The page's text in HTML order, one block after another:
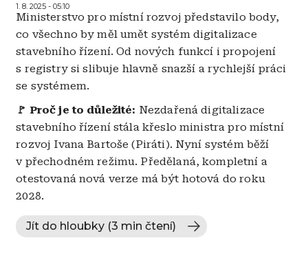
1. 8. 2025 - 05:10
Ministerstvo pro místní rozvoj představilo body,
co všechno by měl umět systém digitalizace
stavebního řízení. Od nových funkcí i propojení
s registry si slibuje hlavně snazší a rychlejší práci
se systémem.
🚩 Proč je to důležité: Nezdařená digitalizace
stavebního řízení stála křeslo ministra pro místní
rozvoj Ivana Bartoše (Piráti). Nyní systém běží
v přechodném režimu. Předělaná, kompletní a
otestovaná nová verze má být hotová do roku
2028.
Jít do hloubky (3 min čtení)